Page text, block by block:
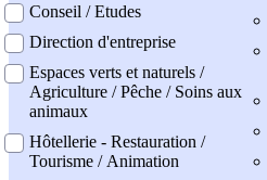
Conseil / Etudes
Direction d'entreprise
Espaces verts et naturels /
Agriculture / Pêche / Soins aux
animaux
Hôtellerie - Restauration /
Tourisme / Animation